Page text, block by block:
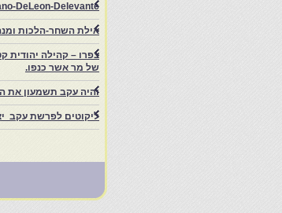
DeLeon-Delevante.
אילת השחר-הלכות
של מר אשר כנפו.
והיה עקב תשמעון את
ליקוטים לפרשת עקב